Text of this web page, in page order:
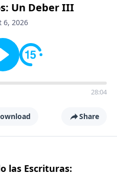
Un Deber III
6, 2026
28:04
Share
las Escrituras: